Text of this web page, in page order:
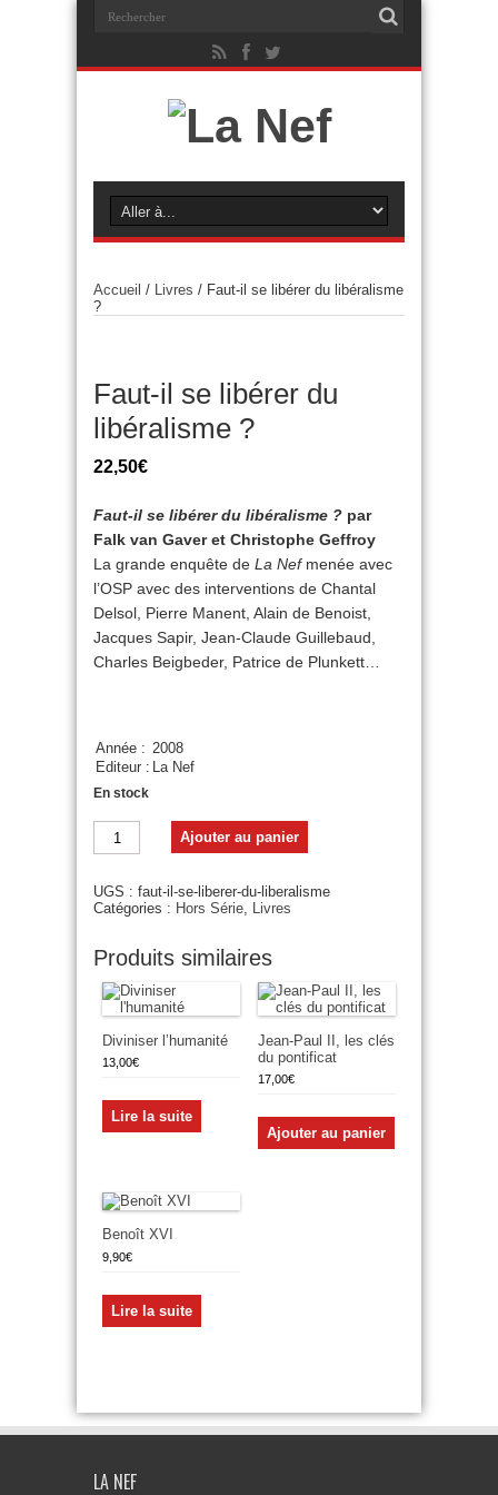
Accueil / Livres / Faut-il se libérer du libéralisme
?
Faut-il se libérer du
libéralisme ?
22,50€
Faut-il se libérer du libéralisme ? par
Falk van Gaver et Christophe Geffroy
La grande enquête de La Nefmenée avec
l’OSP avec des interventions de Chantal
Delsol, Pierre Manent, Alain de Benoist,
Jacques Sapir, Jean-Claude Guillebaud,
Charles Beigbeder, Patrice de Plunkett…
Année : 2008
Editeur : La Nef
En stock
quantité
se
libérer
libéralisme
?
Ajouter au panier
UGS : faut-il-se-liberer-du-liberalisme
Catégories : Hors Série, Livres
Produits similaires
Diviniser l’humanité
13,00€
Lire la suite
Jean-Paul II, les clés
du pontificat
17,00€
Ajouter au panier
Benoît XVI
9,90€
Lire la suite
LA NEF